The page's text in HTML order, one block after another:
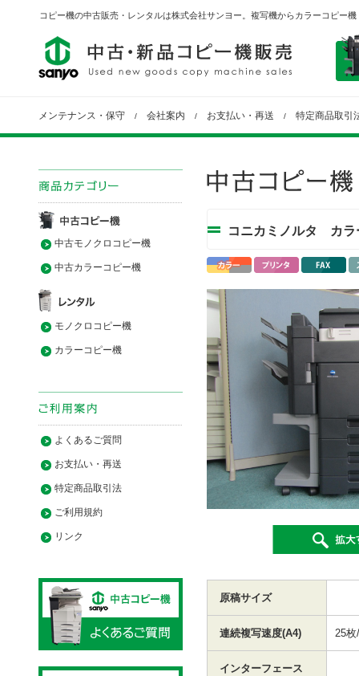
コピー機の中古販売・レンタルは株式会社サンヨー。複写機からカラーコピー
メンテナンス・保守 / 会社案内 / お支払い・再送 / 特定商品取引
コニカミノルタ カ
原稿サイズ
連続複写速度(A4) 25枚
インターフェース
中古モノクロコピー機
中古カラーコピー機
モノクロコピー機
カラーコピー機
よくあるご質問
お支払い・再送
特定商品取引法
ご利用規約
リンク